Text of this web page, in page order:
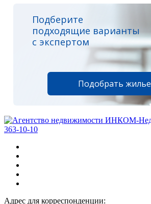
Подберите
подходящие варианты
с экспертом
Подобрать жилье
363-10-10
Адрес для корреспонденции: